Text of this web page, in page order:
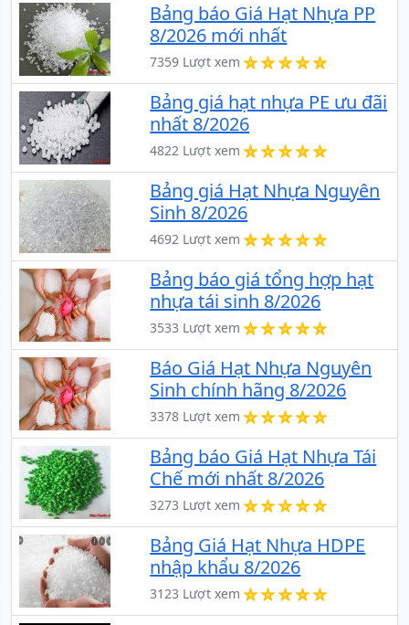
Bảng báo Giá Hạt Nhựa PP
8/2026 mới nhất
7359 Lượt xem
Bảng giá hạt nhựa PE ưu đãi
nhất 8/2026
4822 Lượt xem
Bảng giá Hạt Nhựa Nguyên
Sinh 8/2026
4692 Lượt xem
Bảng báo giá tổng hợp hạt
nhựa tái sinh 8/2026
3533 Lượt xem
Báo Giá Hạt Nhựa Nguyên
Sinh chính hãng 8/2026
3378 Lượt xem
Bảng báo Giá Hạt Nhựa Tái
Chế mới nhất 8/2026
3273 Lượt xem
Bảng Giá Hạt Nhựa HDPE
nhập khẩu 8/2026
3123 Lượt xem